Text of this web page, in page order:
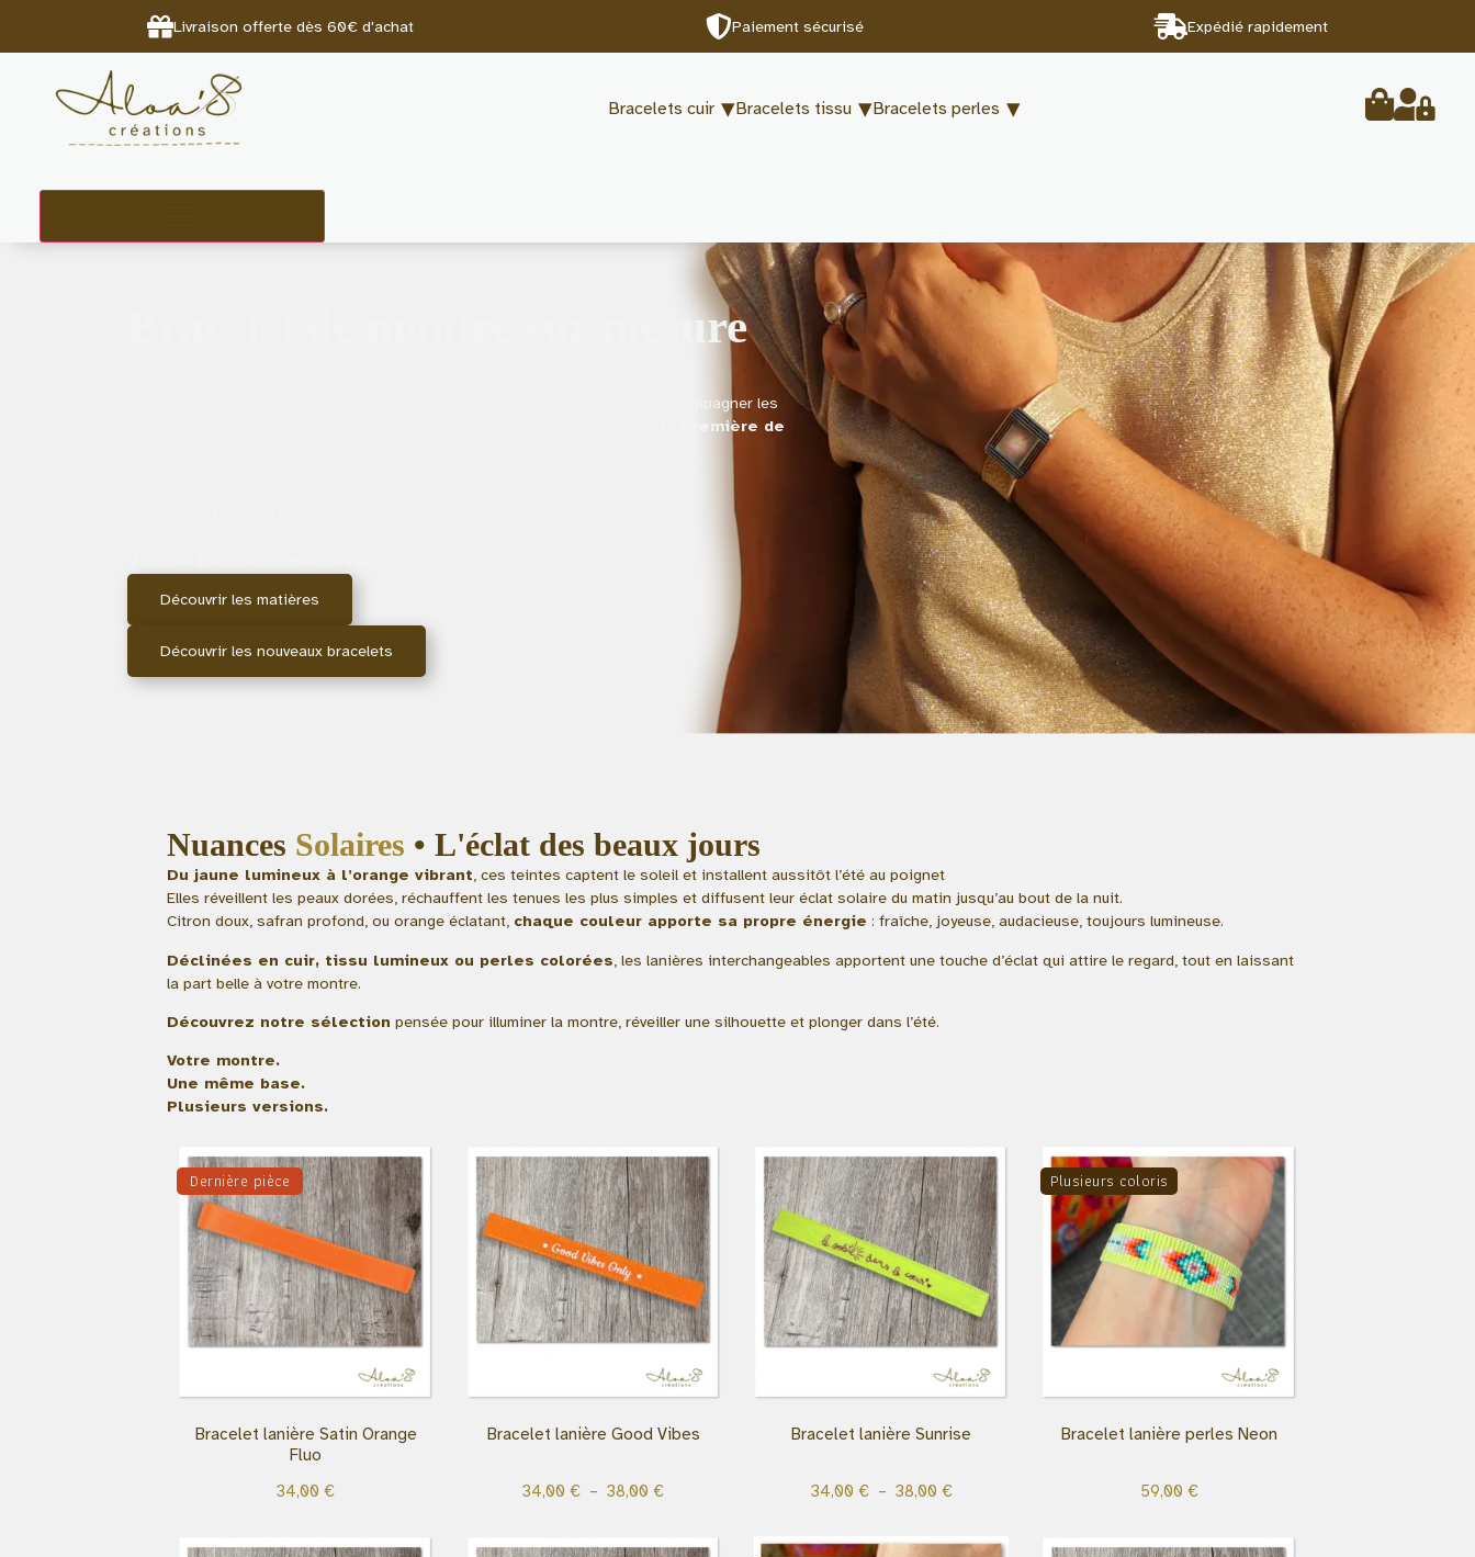
Livraison offerte dès 60€ d'achat Paiement sécurisé Expédié rapidement
Bracelets cuir Bracelets tissu Bracelets perles
Bracelet de montre sur mesure
sont conçus pour accompagner les
Ma Première de
Découvrir les matières
Découvrir les nouveaux bracelets
Nuances Solaires • L'éclat des beaux jours
Du jaune lumineux à l’orange vibrant, ces teintes captent le soleil et installent aussitôt l’été au poignet
Elles réveillent les peaux dorées, réchauffent les tenues les plus simples et diffusent leur éclat solaire du matin jusqu’au bout de la nuit.
Citron doux, safran profond, ou orange éclatant, chaque couleur apporte sa propre énergie : fraîche, joyeuse, audacieuse, toujours lumineuse.
Déclinées en cuir, tissu lumineux ou perles colorées , les lanières interchangeables apportent une touche d’éclat qui attire le regard, tout en laissant
la part belle à votre montre.
Découvrez notre sélection pensée pour illuminer la montre, réveiller une silhouette et plonger dans l’été.
Votre montre.
Une même base.
Plusieurs versions.
Dernière pièce
Bracelet lanière Satin Orange
Fluo
34,00€
Bracelet lanière Good Vibes
34,00€ – 38,00€
Bracelet lanière Sunrise
34,00 € – 38,00 €
Plusieurs coloris
Bracelet lanière perles Neon
59,00 €